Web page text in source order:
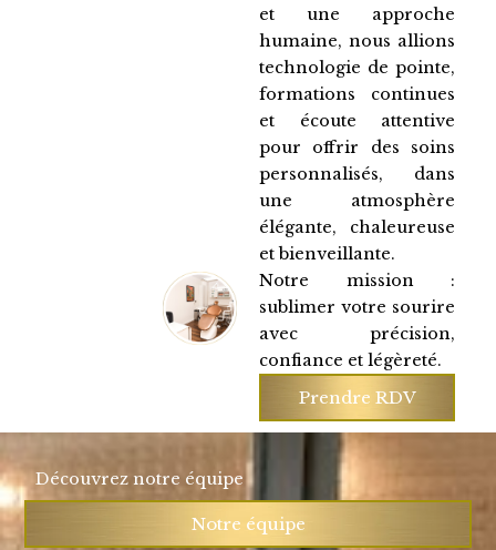
et une approche
humaine, nous allions
technologie de pointe,
formations continues
et écoute attentive
pour offrir des soins
personnalisés, dans
une atmosphère
élégante, chaleureuse
et bienveillante.
Notre mission :
sublimer votre sourire
avec précision,
confiance et légèreté.
Prendre RDV
Découvrez notre équipe
Notre équipe